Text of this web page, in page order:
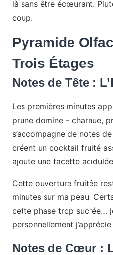
là sans être écœurant.
coup.
Pyramide
Trois Étages
Notes de Tête :
Les premières minutes
prune domine – charnue,
s’accompagne de notes
créent un cocktail fruité
ajoute une facette
Cette ouverture fruitée
minutes sur ma peau.
cette phase trop sucrée…
personnellement
Notes de Cœur :